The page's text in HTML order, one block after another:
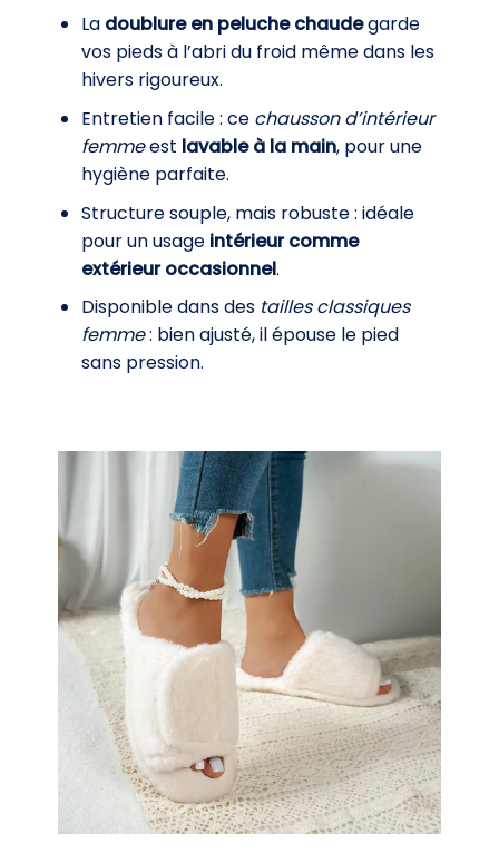
La doublure en peluche chaudegarde
vos pieds à l’abri du froid même dans les
hivers rigoureux.
Entretien facile : ce chausson d’intérieur
femmeest lavable à la main, pour une
hygiène parfaite.
Structure souple, mais robuste : idéale
pour un usage intérieur comme
extérieur occasionnel.
Disponible dans des tailles classiques
femme: bien ajusté, il épouse le pied
sans pression.